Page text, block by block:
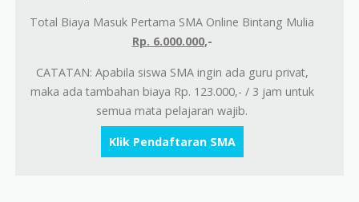
Total Biaya Masuk Pertama SMA Online Bintang Mulia
Rp. 6.000.000,-
CATATAN: Apabila siswa SMA ingin ada guru privat,
maka ada tambahan biaya Rp. 123.000,- / 3 jam untuk
semua mata pelajaran wajib.
Klik Pendaftaran SMA